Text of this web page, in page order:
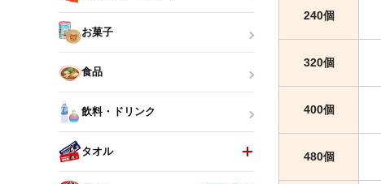
240個
320個
400個
480個
お菓子
食品
飲料・ドリンク
タオル